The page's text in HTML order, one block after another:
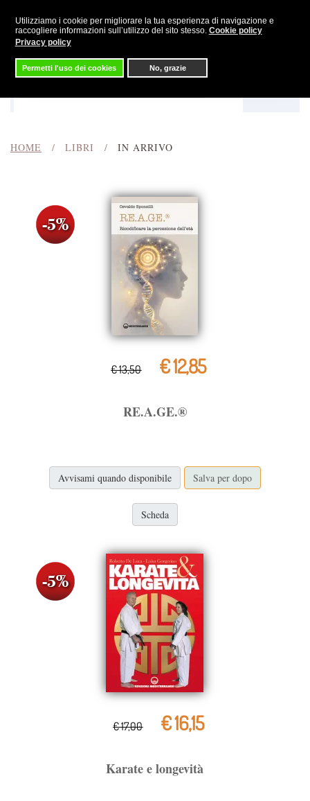
Utilizziamo i cookie per migliorare la tua esperienza di navigazione e
raccogliere informazioni sull’utilizzo del sito stesso. Cookie policy
Privacy policy
Permetti l'uso dei cookies No, grazie
Skip to main content
HOME LIBRI IN ARRIVO
€ 13,50 € 12,85
RE.A.GE.®
Avvisami quando disponibile Salva per dopo
Scheda
€ 17,00 € 16,15
Karate e longevità